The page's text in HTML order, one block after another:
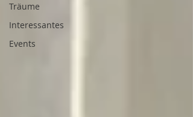
Träume
Interessantes
Events